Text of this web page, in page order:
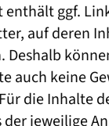
enthält ggf.
auf deren
Deshalb
auch keine
die Inhalte
der jeweilige